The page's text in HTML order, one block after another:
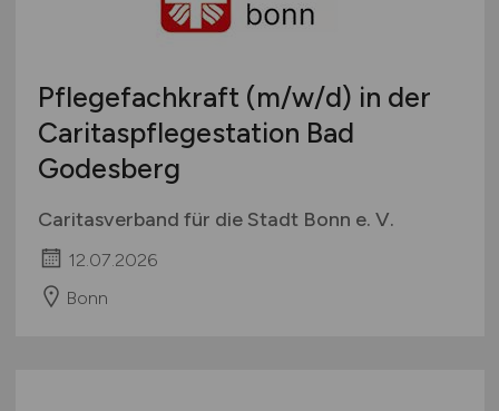
Pflegefachkraft (m/w/d) in der
Caritaspflegestation Bad
Godesberg
Caritasverband für die Stadt Bonn e. V.
12.07.2026
Bonn